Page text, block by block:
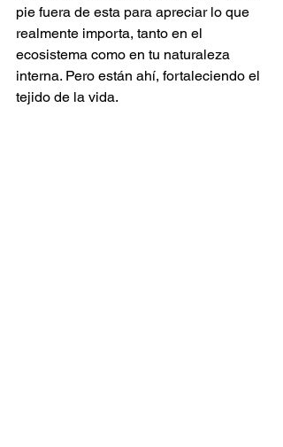
pie fuera de esta para apreciar lo que
realmente importa, tanto en el
ecosistema como en tu naturaleza
interna. Pero están ahí, fortaleciendo el
tejido de la vida.